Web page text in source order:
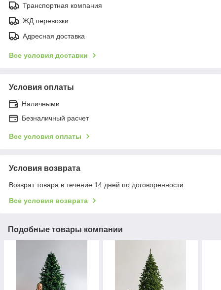
Транспортная компания
ЖД перевозки
Адресная доставка
Все условия доставки
Условия оплаты
Наличными
Безналичный расчет
Все условия оплаты
Условия возврата
Возврат товара в течение 14 дней по договоренности
Все условия возврата
Подобные товары компании